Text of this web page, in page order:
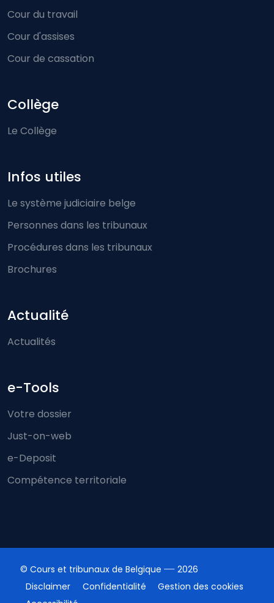
Cour du travail
Cour d'assises
Cour de cassation
Collège
Le Collège
Infos utiles
Le système judiciaire belge
Personnes dans les tribunaux
Procédures dans les tribunaux
Brochures
Actualité
Actualités
e-Tools
Votre dossier
Just-on-web
e-Deposit
Compétence territoriale
© Cours et tribunaux de Belgique
2026
Disclaimer
Confidentialité
Gestion des cookies